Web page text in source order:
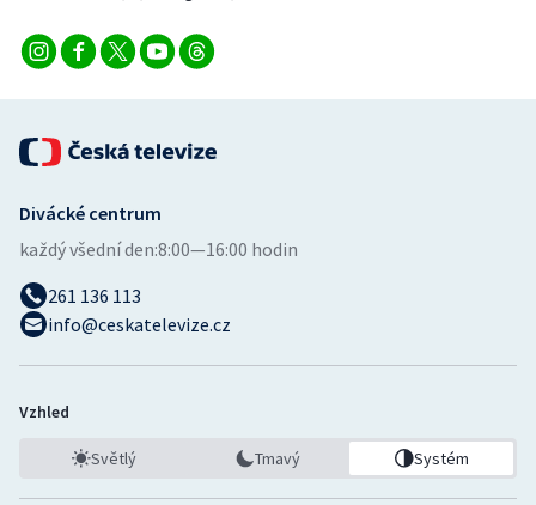
Triatlon
Veslování
Vodní slalom
Volejbal
Divácké centrum
každý všední den:8:00—16:00 hodin
261 136 113
info@ceskatelevize.cz
Vzhled
Světlý Tmavý Systém